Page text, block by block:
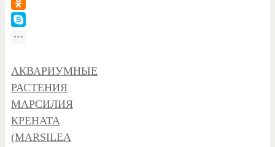
АКВАРИУМНЫЕ
РАСТЕНИЯ,
МАРСИЛИЯ
КРЕНАТА
(MARSILEA